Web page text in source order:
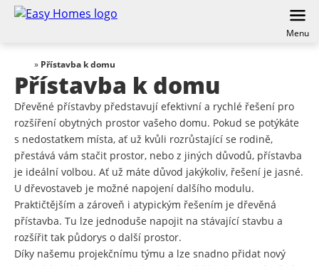
Menu
» Přístavba k domu
Přístavba k domu
Dřevěné přístavby představují efektivní a rychlé řešení pro
rozšíření obytných prostor vašeho domu. Pokud se potýkáte
s nedostatkem místa, ať už kvůli rozrůstající se rodině,
přestává vám stačit prostor, nebo z jiných důvodů, přístavba
je ideální volbou. Ať už máte důvod jakýkoliv, řešení je jasné.
U dřevostaveb je možné napojení dalšího modulu.
Praktičtějším a zároveň i atypickým řešením je dřevěná
přístavba. Tu lze jednoduše napojit na stávající stavbu a
rozšířit tak půdorys o další prostor.
Díky našemu projekčnímu týmu a lze snadno přidat nový